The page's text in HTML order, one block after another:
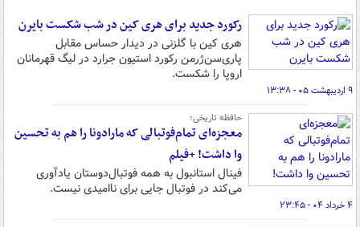
رکورد جدید برای هری کین در شب شکست بایرن
هری کین با گلزنی در دیدار حساس مقابل
پاری‌سن‌ژرمن رکورد استیون جرارد در لیگ قهرمانان
اروپا را شکست.
۹ اردیبهشت ۰۵ - ۱۳:۳۸
حافظه تاریخی؛
معجزه‌ای تمام‌فوتبالی که مارادونا را هم به تحسین
وا داشت! +فیلم
فینال استانبول به همه فوتبال‌دوستان یادآوری
می‌کند در فوتبال جایی برای ناامیدی نیست.
۴ خرداد ۰۴ - ۲۳:۴۵